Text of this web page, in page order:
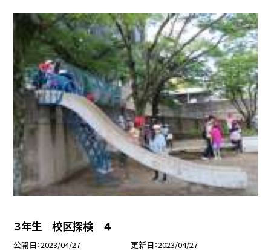
３年生 校区探検 ４
公開日 2023/04/27 更新日 2023/04/27